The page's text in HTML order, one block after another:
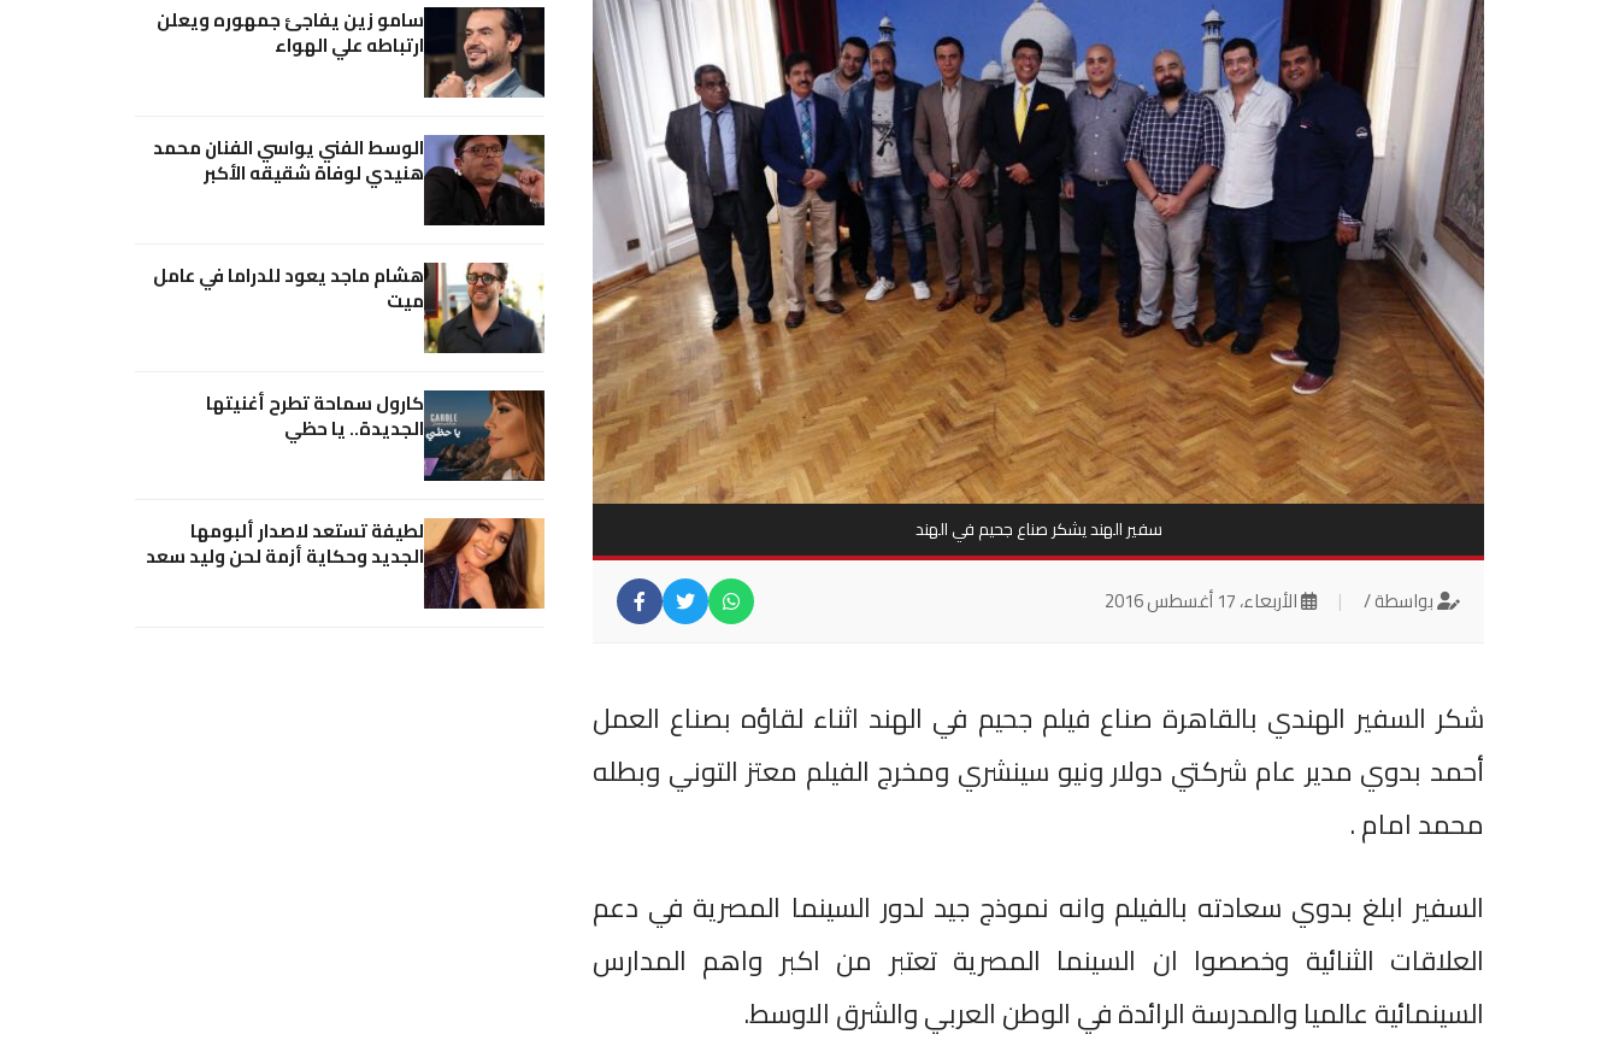
سفير الهند يشكر صناع جحيم في الهند
بواسطة / | الأربعاء، 17 أغسطس 2016
شكر السفير الهندي بالقاهرة صناع فيلم جحيم في الهند اثناء لقاؤه بصناع العمل
أحمد بدوي مدير عام شركتي دولار ونيو سينشري ومخرج الفيلم معتز التوني وبطله
محمد امام .
السفير ابلغ بدوي سعادته بالفيلم وانه نموذج جيد لدور السينما المصرية في دعم
العلاقات الثنائية وخصصوا ان السينما المصرية تعتبر من اكبر واهم المدارس
السينمائية عالميا والمدرسة الرائدة في الوطن العربي والشرق الاوسط.
سامو زين يفاجئ جمهوره ويعلن
ارتباطه علي الهواء
الوسط الفني يواسي الفنان محمد
هنيدي لوفاة شقيقه الأكبر
هشام ماجد يعود للدراما في عامل
ميت
كارول سماحة تطرح أغنيتها
الجديدة.. يا حظي
لطيفة تستعد لاصدار ألبومها
الجديد وحكاية أزمة لحن وليد سعد